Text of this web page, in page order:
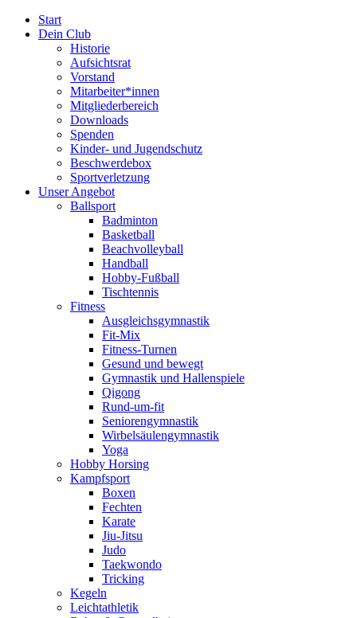
Start
Dein Club
Historie
Aufsichtsrat
Vorstand
Mitarbeiter*innen
Mitgliederbereich
Downloads
Spenden
Kinder- und Jugendschutz
Beschwerdebox
Sportverletzung
Unser Angebot
Ballsport
Badminton
Basketball
Beachvolleyball
Handball
Hobby-Fußball
Tischtennis
Fitness
Ausgleichsgymnastik
Fit-Mix
Fitness-Turnen
Gesund und bewegt
Gymnastik und Hallenspiele
Qigong
Rund-um-fit
Seniorengymnastik
Wirbelsäulengymnastik
Yoga
Hobby Horsing
Kampfsport
Boxen
Fechten
Karate
Jiu-Jitsu
Judo
Taekwondo
Tricking
Kegeln
Leichtathletik